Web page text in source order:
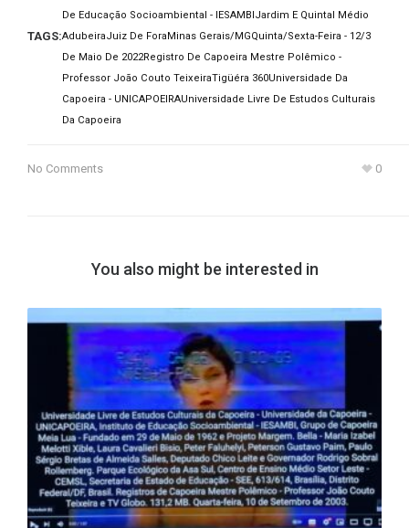
TAGS:
De Educação Socioambiental - IESAMBI Jardim E Quintal Médio
AdubeiraJuiz De Fora Minas Gerais/MGQuinta/Sexta-Feira - 12/3
De Maio De 2022Registro De Capoeira Mestre Polêmico -
Professor João Couto TeixeiraTigüéra 360Universidade Da
Capoeira - UNICAPOEIRAUniversidade Livre De Estudos Culturais
Da Capoeira
No Comments 0
You also might be interested in